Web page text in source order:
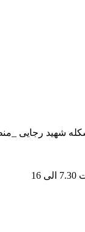
شهید رجایی